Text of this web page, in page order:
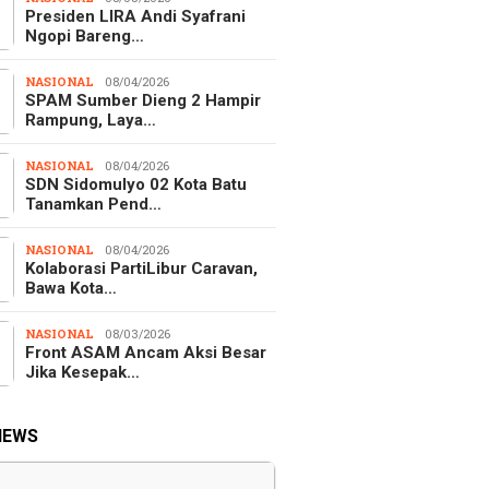
Presiden LIRA Andi Syafrani
Ngopi Bareng…
NASIONAL 08/04/2026
SPAM Sumber Dieng 2 Hampir
Rampung, Laya…
NASIONAL 08/04/2026
SDN Sidomulyo 02 Kota Batu
Tanamkan Pend…
NASIONAL 08/04/2026
Kolaborasi PartiLibur Caravan,
Bawa Kota…
NASIONAL 08/03/2026
Front ASAM Ancam Aksi Besar
Jika Kesepak…